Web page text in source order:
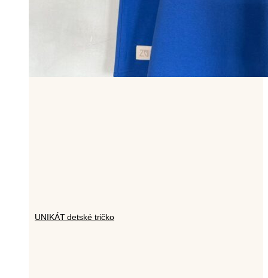
UNIKÁT detské tričko